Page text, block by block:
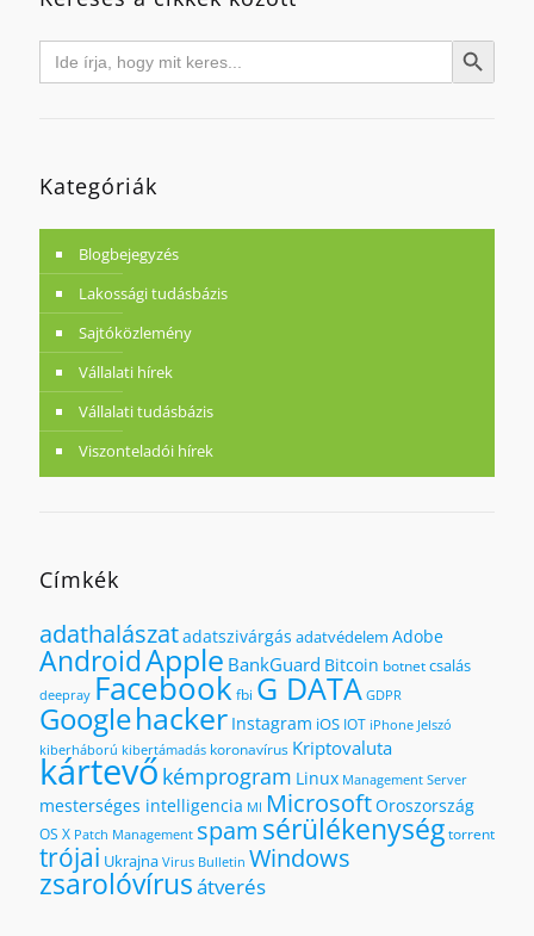
Search
for: Search Button
Kategóriák
Blogbejegyzés
Lakossági tudásbázis
Sajtóközlemény
Vállalati hírek
Vállalati tudásbázis
Viszonteladói hírek
Címkék
adathalászatadatszivárgás adatvédelem Adobe
AndroidApple BankGuard Bitcoin botnetcsalás
deepray Facebookfbi G DATA GDPR
Googlehacker Instagram iOS IOT iPhone Jelszó
kiberháború kibertámadás koronavírus Kriptovaluta
kártevő kémprogram Linux Management Server
mesterséges intelligencia MI MicrosoftOroszország
OS X Patch Management spam sérülékenységtorrent
trójai Ukrajna Virus Bulletin Windows
zsarolóvírusátverés